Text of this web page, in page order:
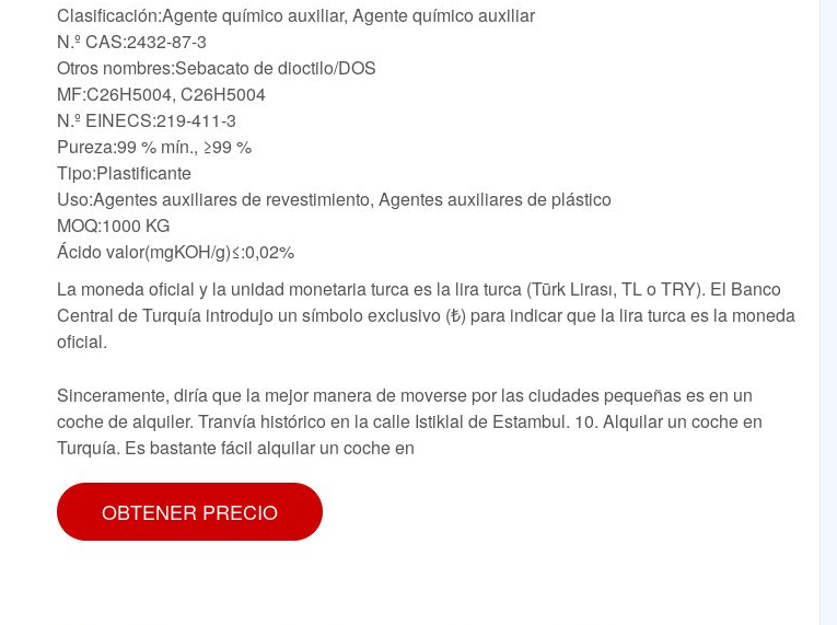
Clasificación:Agente químico auxiliar, Agente químico auxiliar
N.º CAS:2432-87-3
Otros nombres:Sebacato de dioctilo/DOS
MF:C26H5004, C26H5004
N.º EINECS:219-411-3
Pureza:99 % mín., ≥99 %
Tipo:Plastificante
Uso:Agentes auxiliares de revestimiento, Agentes auxiliares de plástico
MOQ:1000 KG
Ácido valor(mgKOH/g)≤:0,02%
La moneda oficial y la unidad monetaria turca es la lira turca (Tūrk Lirası, TL o TRY). El Banco
Central de Turquía introdujo un símbolo exclusivo (₺) para indicar que la lira turca es la moneda
oficial.
Sinceramente, diría que la mejor manera de moverse por las ciudades pequeñas es en un
coche de alquiler. Tranvía histórico en la calle Istiklal de Estambul. 10. Alquilar un coche en
Turquía. Es bastante fácil alquilar un coche en
OBTENER PRECIO